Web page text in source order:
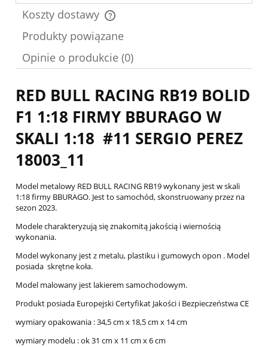
Koszty dostawy
Cena nie zawiera ewentualnych kosztów płatności
Produkty powiązane
Opinie o produkcie (0)
RED BULL RACING RB19 BOLID
F1 1:18 FIRMY BBURAGO W
SKALI 1:18 #11 SERGIO PEREZ
18003_11
Model metalowy RED BULL RACING RB19 wykonany jest w skali
1:18 firmy BBURAGO. Jest to samochód, skonstruowany przez na
sezon 2023.
Modele charakteryzują się znakomitą jakością i wiernością
wykonania.
Model wykonany jest z metalu, plastiku i gumowych opon . Model
posiada skrętne koła.
Model malowany jest lakierem samochodowym.
Produkt posiada Europejski Certyfikat Jakości i Bezpieczeństwa CE
wymiary opakowania : 34,5 cm x 18,5 cm x 14 cm
wymiary modelu : ok 31 cm x 11 cm x 6 cm